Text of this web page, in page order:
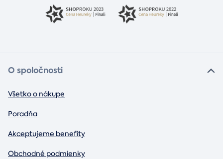
O spoločnosti
Všetko o nákupe
Poradňa
Akceptujeme benefity
Obchodné podmienky